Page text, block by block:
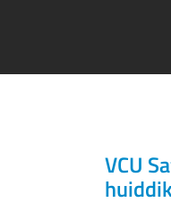
VCU